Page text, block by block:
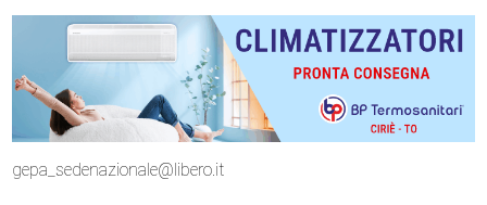
gepa_sedenazionale@libero.it